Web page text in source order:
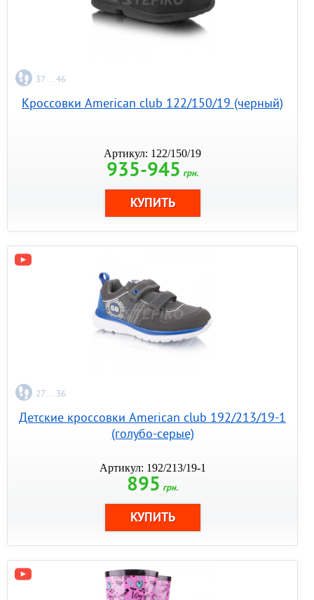
37 ... 46
Кроссовки American club 122/150/19 (черный)
Артикул: 122/150/19
935-945 грн.
27 ... 36
Детские кроссовки American club 192/213/19-1
(голубо-серые)
Артикул: 192/213/19-1
895 грн.